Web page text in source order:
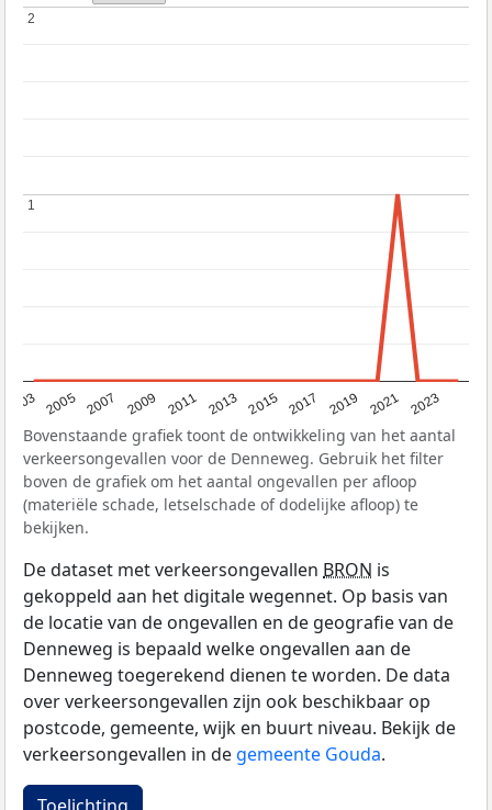
2003 2005 2007 2009 2011 2013 2015 2017 2019 2021 2023
1
1
2
2
Bovenstaande grafiek toont de ontwikkeling van het aantal
verkeersongevallen voor de Denneweg. Gebruik het filter
boven de grafiek om het aantal ongevallen per afloop
(materiële schade, letselschade of dodelijke afloop) te
bekijken.
De dataset met verkeersongevallen BRON is
gekoppeld aan het digitale wegennet. Op basis van
de locatie van de ongevallen en de geografie van de
Denneweg is bepaald welke ongevallen aan de
Denneweg toegerekend dienen te worden. De data
over verkeersongevallen zijn ook beschikbaar op
postcode, gemeente, wijk en buurt niveau. Bekijk de
verkeersongevallen in de gemeente Gouda.